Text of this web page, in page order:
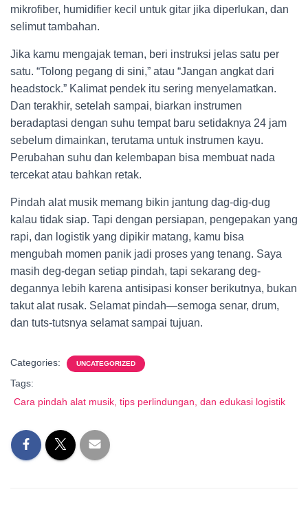
mikrofiber, humidifier kecil untuk gitar jika diperlukan, dan
selimut tambahan.
Jika kamu mengajak teman, beri instruksi jelas satu per
satu. “Tolong pegang di sini,” atau “Jangan angkat dari
headstock.” Kalimat pendek itu sering menyelamatkan.
Dan terakhir, setelah sampai, biarkan instrumen
beradaptasi dengan suhu tempat baru setidaknya 24 jam
sebelum dimainkan, terutama untuk instrumen kayu.
Perubahan suhu dan kelembapan bisa membuat nada
tercekat atau bahkan retak.
Pindah alat musik memang bikin jantung dag-dig-dug
kalau tidak siap. Tapi dengan persiapan, pengepakan yang
rapi, dan logistik yang dipikir matang, kamu bisa
mengubah momen panik jadi proses yang tenang. Saya
masih deg-degan setiap pindah, tapi sekarang deg-
degannya lebih karena antisipasi konser berikutnya, bukan
takut alat rusak. Selamat pindah—semoga senar, drum,
dan tuts-tutsnya selamat sampai tujuan.
Categories: UNCATEGORIZED
Tags:
Cara pindah alat musik, tips perlindungan, dan edukasi logistik